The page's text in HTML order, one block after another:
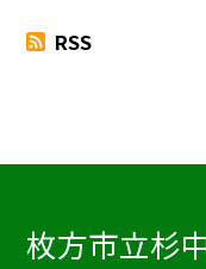
RSS
枚方市立杉